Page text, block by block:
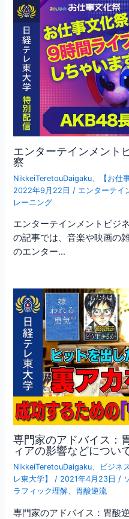
エンターテインメント
察
NikkeiTeretouDaigaku 【お仕
2022年9月22日 / エンターテイ
レーニング
エンターテインメントビジ
の記事では、音楽や映画の
のエンター…
専門家のアドバイス：
ィアの影響などについ
NikkeiTeretouDaigaku、
ビジネ
レ東大学】
/ 2021年4月23日 /
ラフィック理解、 胃酸逆流
専門家のアドバイス：胃酸